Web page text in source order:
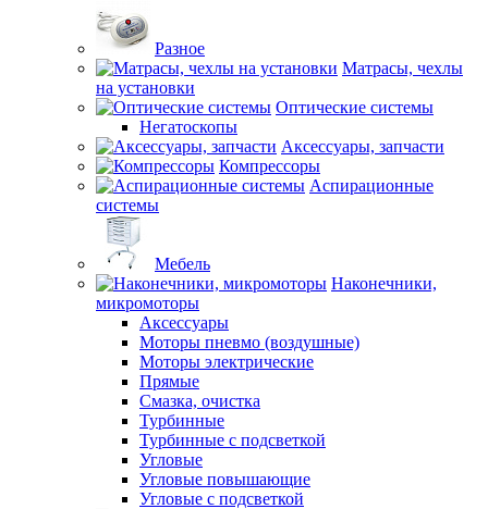
Разное
Матрасы, чехлы
на установки
Оптические системы
Негатоскопы
Аксессуары, запчасти
Компрессоры
Аспирационные
системы
Мебель
Наконечники,
микромоторы
Аксессуары
Моторы пневмо (воздушные)
Моторы электрические
Прямые
Смазка, очистка
Турбинные
Турбинные с подсветкой
Угловые
Угловые повышающие
Угловые с подсветкой